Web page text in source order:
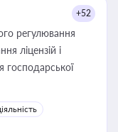
+52
регулювання
ліцензій і
господарської